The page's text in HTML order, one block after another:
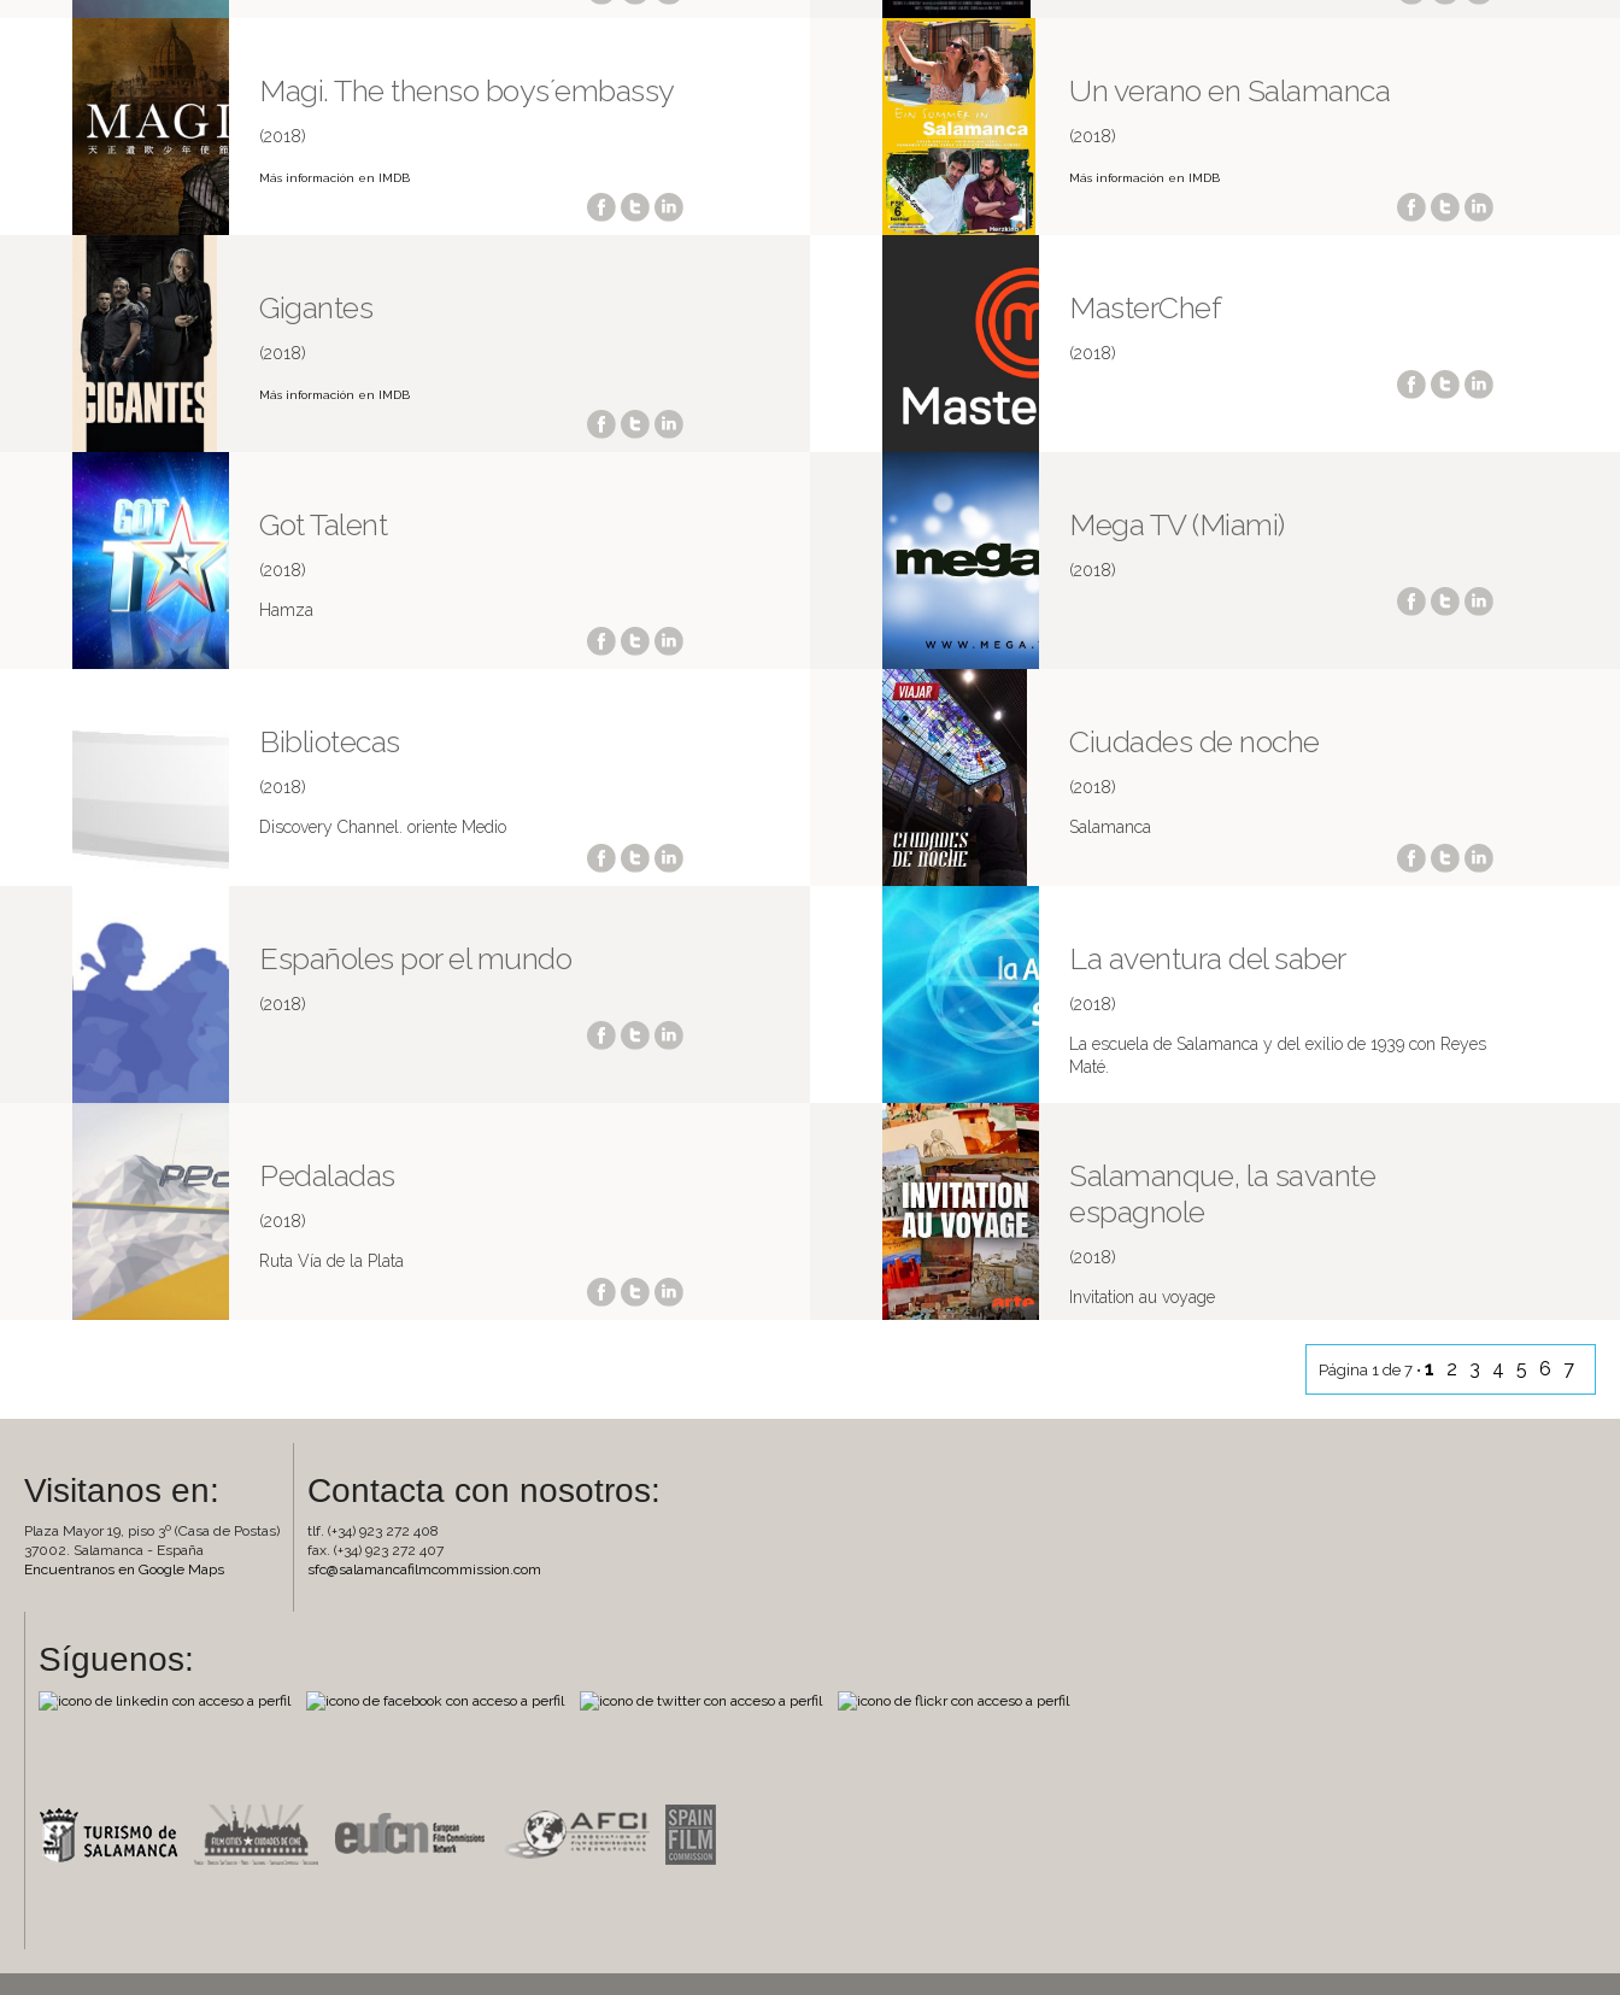
Magi. The thenso boys´embassy
(2018)
Más información en IMDB
Un verano en Salamanca
(2018)
Más información en IMDB
Gigantes
(2018)
Más información en IMDB
MasterChef
(2018)
Got Talent
(2018)
Hamza
Mega TV (Miami)
(2018)
Bibliotecas
(2018)
Discovery Channel. oriente Medio
Ciudades de noche
(2018)
Salamanca
Españoles por el mundo
(2018)
La aventura del saber
(2018)
La escuela de Salamanca y del exilio de 1939 con Reyes
Maté.
Pedaladas
(2018)
Ruta Vía de la Plata
Salamanque, la savante
espagnole
(2018)
Invitation au voyage
Página 1 de 7 • 1 2 3 4 5 6 7
Visitanos en:
Plaza Mayor 19, piso 3º (Casa de Postas)
37002. Salamanca - España
Encuentranos en Google Maps
Contacta con nosotros:
tlf. (+34) 923 272 408
fax. (+34) 923 272 407
sfc@salamancafilmcommission.com
Síguenos: